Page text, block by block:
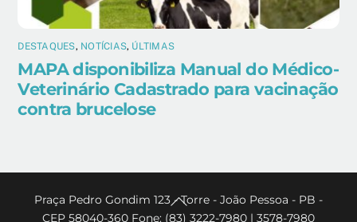
DESTAQUES, NOTÍCIAS, ÚLTIMAS
MAPA disponibiliza Manual do Médico-
Veterinário Cadastrado para vacinação
contra brucelose
Back
To
Praça Pedro Gondim 123 - Torre - João Pessoa - PB -
CEP 58040-360 Fone: (83) 3222-7980 | 3578-7980